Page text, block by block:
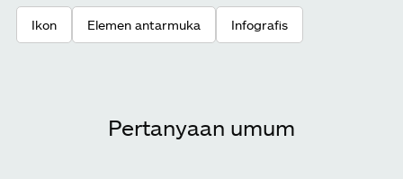
Ikon Elemen antarmuka Infografis
Pertanyaan umum